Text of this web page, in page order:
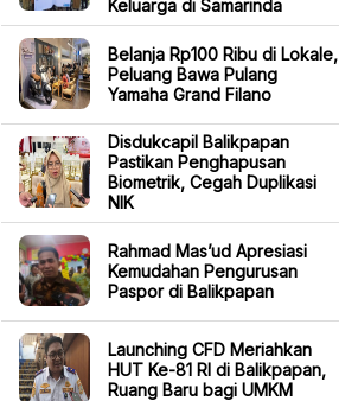
Keluarga di Samarinda
Belanja Rp100 Ribu di Lokale,
Peluang Bawa Pulang
Yamaha Grand Filano
Disdukcapil Balikpapan
Pastikan Penghapusan
Biometrik, Cegah Duplikasi
NIK
Rahmad Mas’ud Apresiasi
Kemudahan Pengurusan
Paspor di Balikpapan
Launching CFD Meriahkan
HUT Ke-81 RI di Balikpapan,
Ruang Baru bagi UMKM